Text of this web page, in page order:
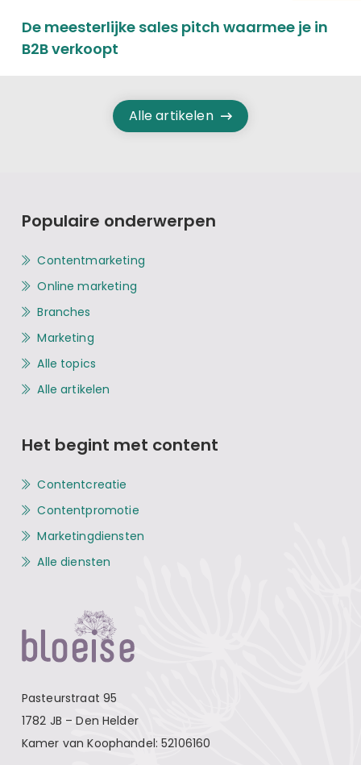
De meesterlijke sales pitch waarmee je in
B2B verkoopt
Alle artikelen
Pasteurstraat 95
1782 JB – Den Helder
Kamer van Koophandel: 52106160
Populaire onderwerpen
Contentmarketing
Online marketing
Branches
Marketing
Alle topics
Alle artikelen
Het begint met content
Contentcreatie
Contentpromotie
Marketingdiensten
Alle diensten